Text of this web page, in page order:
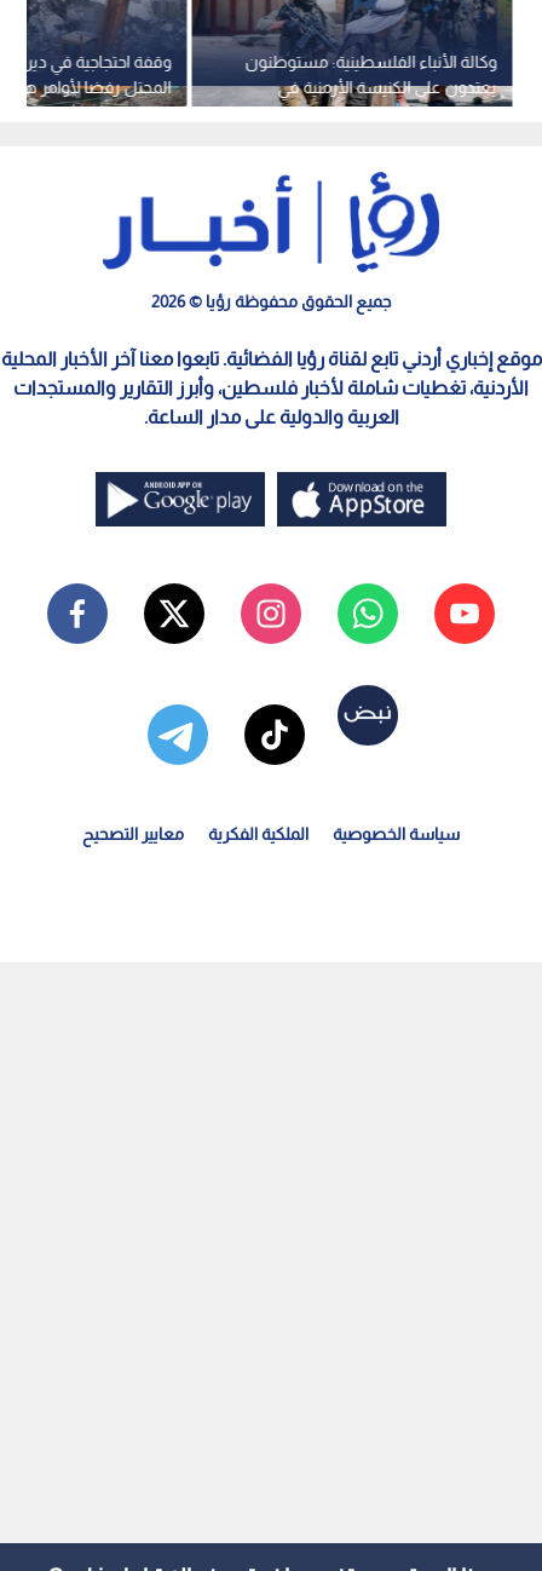
وقفة احتجاجية في دير
سكنية
وكالة الأنباء الفلسطينية: مستوطنون
يعتدون على الكنيسة الأرمنية في
القدس وجيش الاحتلال يصعد
جميع الحقوق محفوظة رؤيا © 2026
موقع إخباري أردني تابع لقناة رؤيا الفضائية. تابعوا معنا آخر الأخبار المحلية
الأردنية، تغطيات شاملة لأخبار فلسطين، وأبرز التقارير والمستجدات
العربية والدولية على مدار الساعة.
سياسة الخصوصية الملكية الفكرية معايير التصحيح